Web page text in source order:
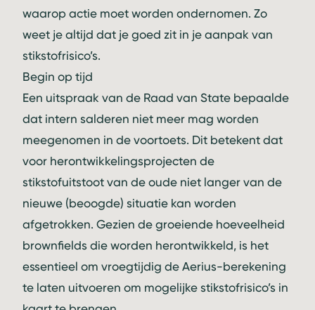
waarop actie moet worden ondernomen. Zo
weet je altijd dat je goed zit in je aanpak van
stikstofrisico’s.
Begin op tijd
Een uitspraak van de Raad van State bepaalde
dat intern salderen niet meer mag worden
meegenomen in de voortoets. Dit betekent dat
voor herontwikkelingsprojecten de
stikstofuitstoot van de oude niet langer van de
nieuwe (beoogde) situatie kan worden
afgetrokken. Gezien de groeiende hoeveelheid
brownfields die worden herontwikkeld, is het
essentieel om vroegtijdig de Aerius-berekening
te laten uitvoeren om mogelijke stikstofrisico’s in